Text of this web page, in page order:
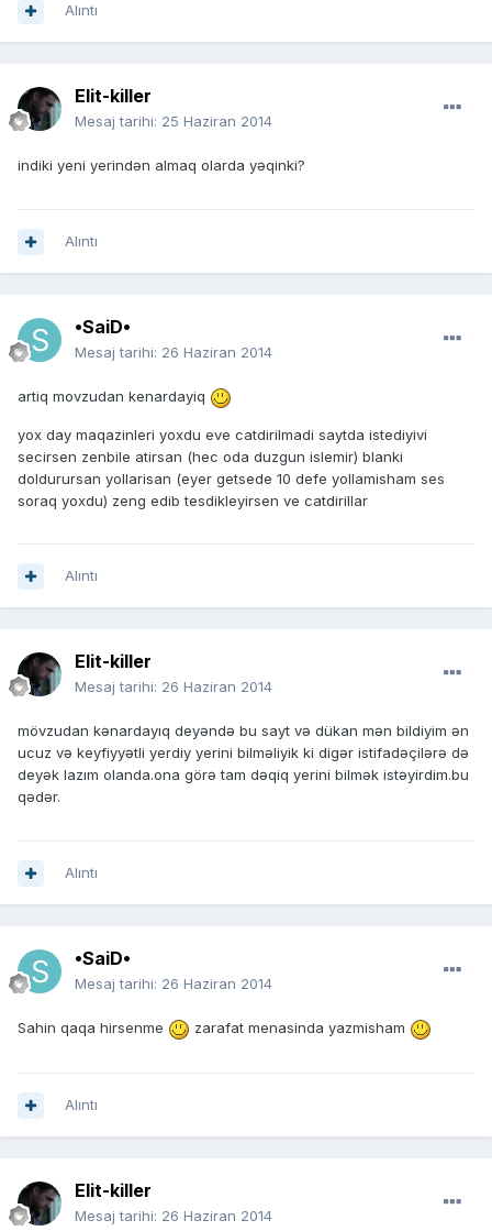
Alıntı
Elit-killer
Mesaj tarihi: 25 Haziran 2014
indiki yeni yerindən almaq olarda yəqinki?
Alıntı
•SaiD•
Mesaj tarihi: 26 Haziran 2014
artiq movzudan kenardayiq
yox day maqazinleri yoxdu eve catdirilmadi saytda istediyivi
secirsen zenbile atirsan (hec oda duzgun islemir) blanki
doldurursan yollarisan (eyer getsede 10 defe yollamisham ses
soraq yoxdu) zeng edib tesdikleyirsen ve catdirillar
Alıntı
Elit-killer
Mesaj tarihi: 26 Haziran 2014
mövzudan kənardayıq deyəndə bu sayt və dükan mən bildiyim ən
ucuz və keyfiyyətli yerdiy yerini bilməliyik ki digər istifadəçilərə də
deyək lazım olanda.ona görə tam dəqiq yerini bilmək istəyirdim.bu
qədər.
Alıntı
•SaiD•
Mesaj tarihi: 26 Haziran 2014
Sahin qaqa hirsenme zarafat menasinda yazmisham
Alıntı
Elit-killer
Mesaj tarihi: 26 Haziran 2014